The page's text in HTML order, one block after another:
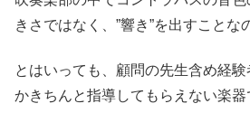
きさではなく、”響き”を出すことな
とはいっても、顧問の先生含め経
かきちんと指導してもらえない楽器